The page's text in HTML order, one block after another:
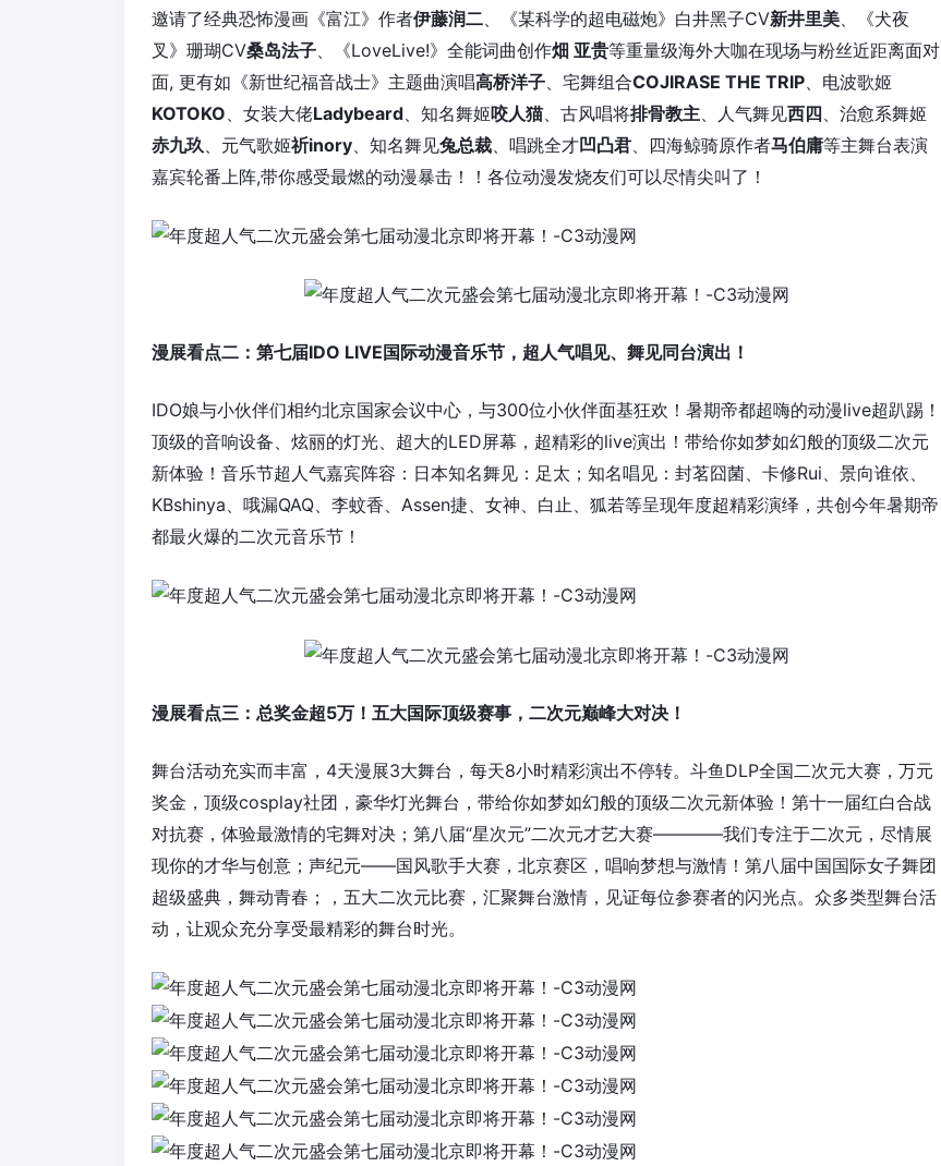
邀请了经典恐怖漫画《富江》作者伊藤润二、《某科学的超电磁炮》白井黑子CV新井里美、《犬夜
叉》珊瑚CV桑岛法子、《LoveLive!》全能词曲创作畑 亚贵等重量级海外大咖在现场与粉丝近距离面对
面, 更有如《新世纪福音战士》主题曲演唱高桥洋子、宅舞组合COJIRASE THE TRIP、电波歌姬
KOTOKO、女装大佬Ladybeard、知名舞姬咬人猫、古风唱将排骨教主、人气舞见西四、治愈系舞姬
赤九玖、元气歌姬祈inory、知名舞见兔总裁、唱跳全才凹凸君、四海鲸骑原作者马伯庸等主舞台表演
嘉宾轮番上阵,带你感受最燃的动漫暴击！！各位动漫发烧友们可以尽情尖叫了！
漫展看点二：第七届IDO LIVE国际动漫音乐节，超人气唱见、舞见同台演出！
IDO娘与小伙伴们相约北京国家会议中心，与300位小伙伴面基狂欢！暑期帝都超嗨的动漫live超趴踢！
顶级的音响设备、炫丽的灯光、超大的LED屏幕，超精彩的live演出！带给你如梦如幻般的顶级二次元
新体验！音乐节超人气嘉宾阵容：日本知名舞见：足太；知名唱见：封茗囧菌、卡修Rui、景向谁依、
KBshinya、哦漏QAQ、李蚊香、Assen捷、女神、白止、狐若等呈现年度超精彩演绎，共创今年暑期帝
都最火爆的二次元音乐节！
漫展看点三：总奖金超5万！五大国际顶级赛事，二次元巅峰大对决！
舞台活动充实而丰富，4天漫展3大舞台，每天8小时精彩演出不停转。斗鱼DLP全国二次元大赛，万元
奖金，顶级cosplay社团，豪华灯光舞台，带给你如梦如幻般的顶级二次元新体验！第十一届红白合战
对抗赛，体验最激情的宅舞对决；第八届“星次元”二次元才艺大赛————我们专注于二次元，尽情展
现你的才华与创意；声纪元——国风歌手大赛，北京赛区，唱响梦想与激情！第八届中国国际女子舞团
超级盛典，舞动青春；，五大二次元比赛，汇聚舞台激情，见证每位参赛者的闪光点。众多类型舞台活
动，让观众充分享受最精彩的舞台时光。